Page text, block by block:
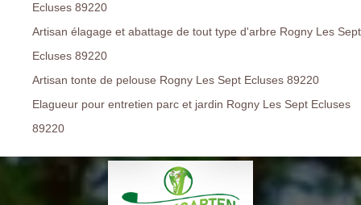
Ecluses 89220
Artisan élagage et abattage de tout type d'arbre Rogny Les Sept
Ecluses 89220
Artisan tonte de pelouse Rogny Les Sept Ecluses 89220
Elagueur pour entretien parc et jardin Rogny Les Sept Ecluses
89220